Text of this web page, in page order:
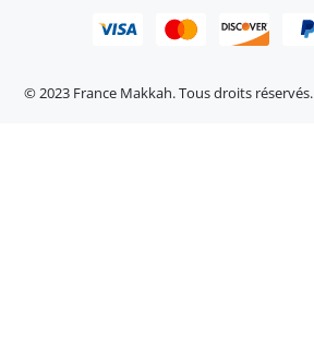
© 2023 France Makkah. Tous droits réservés.